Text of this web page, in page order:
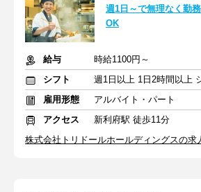
週1日～で無理なく勤
OK
給与
時給1100円～
シフト
雇用形態
アルバイト・パート
アクセス
新利府駅 徒歩11分
株式会社トリドールホールディングスの求